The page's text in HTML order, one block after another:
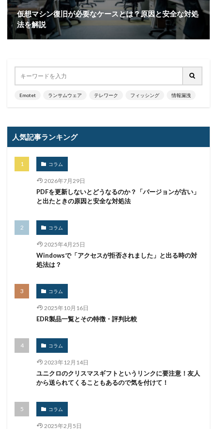
仮想マシン復旧が必要なケースとは？原因と安全な対処
法を解説
Emotet ランサムウェア テレワーク フィッシング 情報漏洩
人気記事ランキング
コラム
2026年7月29日
PDFを更新しないとどうなるのか？「バージョンが古い」
と出たときの原因と安全な対処法
コラム
2025年4月25日
Windowsで「アクセスが拒否されました」と出る時の対
処法は？
コラム
2025年10月16日
EDR製品一覧とその特徴・評判比較
コラム
2023年12月14日
ユニクロのクリスマスギフトというリンクに要注意！友人
から送られてくることもあるので気を付けて！
コラム
2025年2月5日